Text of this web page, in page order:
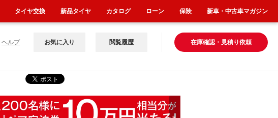
ヘルプ 在庫確認・見積り依頼
お気に入り 閲覧履歴
タイヤ交換 新品タイヤ カタログ ローン 保険 新車・中古車マガジン